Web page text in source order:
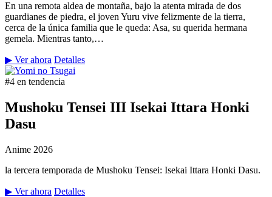
En una remota aldea de montaña, bajo la atenta mirada de dos
guardianes de piedra, el joven Yuru vive felizmente de la tierra,
cerca de la única familia que le queda: Asa, su querida hermana
gemela. Mientras tanto,…
▶ Ver ahora Detalles
#4 en tendencia
Mushoku Tensei III Isekai Ittara Honki
Dasu
Anime 2026
la tercera temporada de Mushoku Tensei: Isekai Ittara Honki Dasu.
▶ Ver ahora Detalles